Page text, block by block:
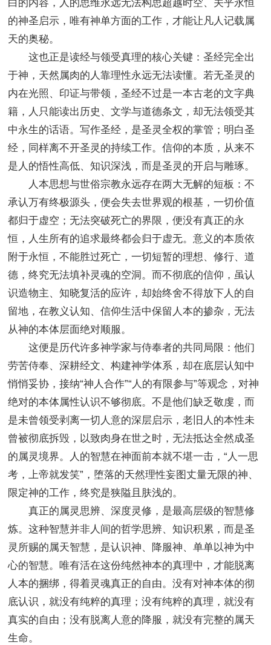
白的内容，人的思维永远无法构思超越时空、关乎永恒
的神圣启示，唯有神单方面的工作，才能让凡人记载属
天的奥秘。
这也正是读经与领受真理的核心关键：圣经完全出
于神，天然属肉的人靠理性永远无法读懂。若无圣灵的
内在光照、印证与带领，圣经不过是一本古老的文字典
籍，人只能读出历史、文学与道德条文，却无法领受其
中永生的话语。写作圣经，是圣灵全权的掌管；明白圣
经，同样离不开圣灵的持续工作。信仰的本质，从来不
是人的悟性高低、知识深浅，而是圣灵的开启与雕琢。
人本思想与世俗宗教永远存在两大无解的短板：不
承认万有终极源头，便会失去世界观的根基，一切价值
都归于虚空；无法突破死亡的界限，便没有真正的永
恒，人生所有的追求最终都会归于虚无。意义的本质依
附于永恒，不能胜过死亡，一切短暂的理想、修行、道
德，终究无法填补灵魂的空洞。而不彻底的信仰，虽认
识造物主、知晓复活的应许，却始终舍不得放下人的自
留地，在教义认知、信仰生活中保留人本的掺杂，无法
从神的本体层面绝对顺服。
这便是历代许多神学家与侍奉者的共同局限：他们
劳苦侍奉、深耕经文、构建神学体系，却在底层认知中
悄悄妥协，接纳“神人合作”“人的有限参与”等观念，对神
绝对的本体属性认识不够彻底。不是他们缺乏敬虔，而
是未曾领受剥离一切人意的深层启示，老旧人的本性未
曾被彻底拆毁，以致肉身在世之时，无法抵达全然成圣
的属灵境界。人的智慧在神面前本就不堪一击，“人一思
考，上帝就发笑”，堕落的天然理性妄图丈量无限的神、
限定神的工作，终究是狭隘且肤浅的。
真正的属灵思辨、深度灵修，是最高层级的智慧修
炼。这种智慧并非人间的哲学思辨、知识积累，而是圣
灵所赐的属天智慧，是认识神、降服神、单单以神为中
心的智慧。唯有活在这份纯然神本的真理中，才能脱离
人本的捆绑，得着灵魂真正的自由。没有对神本体的彻
底认识，就没有纯粹的真理；没有纯粹的真理，就没有
真实的自由；没有脱离人意的降服，就没有完整的属天
生命。